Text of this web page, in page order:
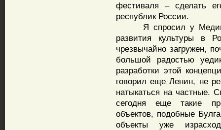
фестиваля – сделать
республик России.
Я спросил у
развития культуры в
чрезвычайно загружен,
большой радостью
разработки этой
говорил еще Ленин, не
натыкаться на частные.
сегодня еще такие
объектов, подобные
объекты уже